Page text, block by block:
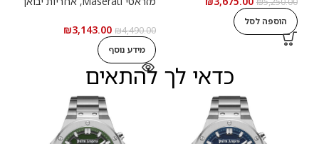
הוספה לסל
₪4,490.00
₪3,143.00
מידע נוסף
כדאי לך להתאים